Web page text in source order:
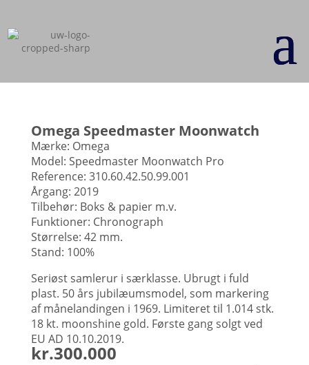
Omega Speedmaster Moonwatch
Mærke: Omega
Model: Speedmaster Moonwatch Pro
Reference: 310.60.42.50.99.001
Årgang: 2019
Tilbehør: Boks & papier m.v.
Funktioner: Chronograph
Størrelse: 42 mm.
Stand: 100%
Seriøst samlerur i særklasse. Ubrugt i fuld
plast. 50 års jubilæumsmodel, som markering
af månelandingen i 1969. Limiteret til 1.014 stk.
18 kt. moonshine gold. Første gang solgt ved
EU AD 10.10.2019.
kr.300.000